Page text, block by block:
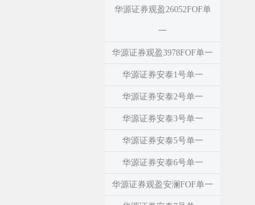
华源证券观盈26052FOF单
一
华源证券观盈3978FOF单一
华源证券安泰1号单一
华源证券安泰2号单一
华源证券安泰3号单一
华源证券安泰5号单一
华源证券安泰6号单一
华源证券观盈安澜FOF单一